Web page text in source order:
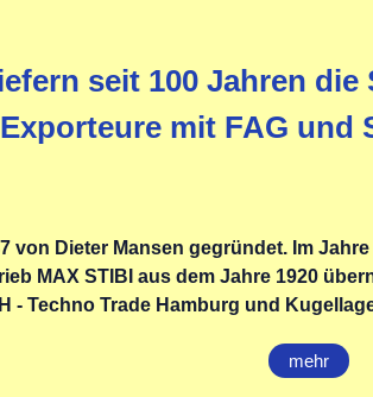
seit 100 Jahren
Exporteure mit FAG und
von Dieter Mansen gegründet. Im
MAX STIBI aus dem Jahre 1920
- Techno Trade Hamburg und
mehr